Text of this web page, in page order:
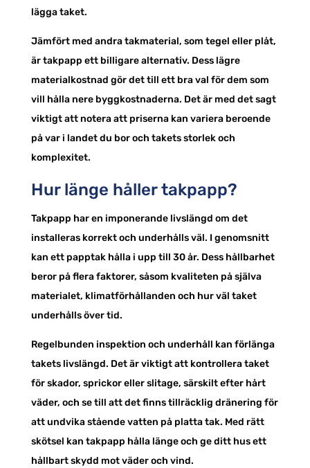
lägga taket.
Jämfört med andra takmaterial, som tegel eller plåt,
är takpapp ett billigare alternativ. Dess lägre
materialkostnad gör det till ett bra val för dem som
vill hålla nere byggkostnaderna. Det är med det sagt
viktigt att notera att priserna kan variera beroende
på var i landet du bor och takets storlek och
komplexitet.
Hur länge håller takpapp?
Takpapp har en imponerande livslängd om det
installeras korrekt och underhålls väl. I genomsnitt
kan ett papptak hålla i upp till 30 år. Dess hållbarhet
beror på flera faktorer, såsom kvaliteten på själva
materialet, klimatförhållanden och hur väl taket
underhålls över tid.
Regelbunden inspektion och underhåll kan förlänga
takets livslängd. Det är viktigt att kontrollera taket
för skador, sprickor eller slitage, särskilt efter hårt
väder, och se till att det finns tillräcklig dränering för
att undvika stående vatten på platta tak. Med rätt
skötsel kan takpapp hålla länge och ge ditt hus ett
hållbart skydd mot väder och vind.